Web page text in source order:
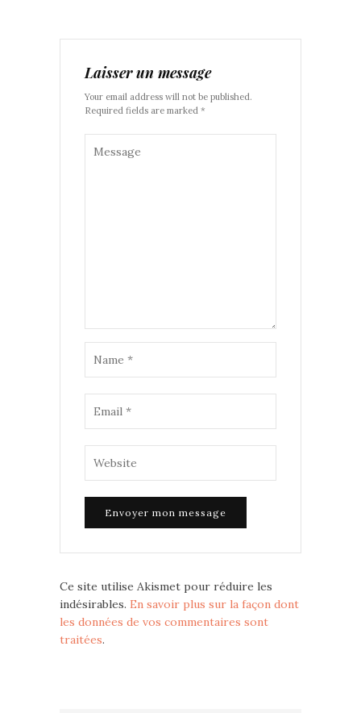
Laisser un message
Your email address will not be published.
Required fields are marked *
Ce site utilise Akismet pour réduire les
indésirables. En savoir plus sur la façon dont
les données de vos commentaires sont
traitées.